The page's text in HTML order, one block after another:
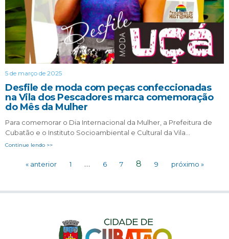
5 de março de 2025
Desfile de moda com peças confeccionadas
na Vila dos Pescadores marca comemoração
do Mês da Mulher
Para comemorar o Dia Internacional da Mulher, a Prefeitura de
Cubatão e o Instituto Socioambiental e Cultural da Vila…
Continue lendo >>
« anterior 1 … 6 7 8 9 próximo »